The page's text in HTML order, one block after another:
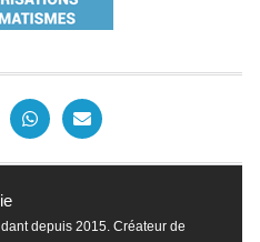
depuis 2015. Créateur de